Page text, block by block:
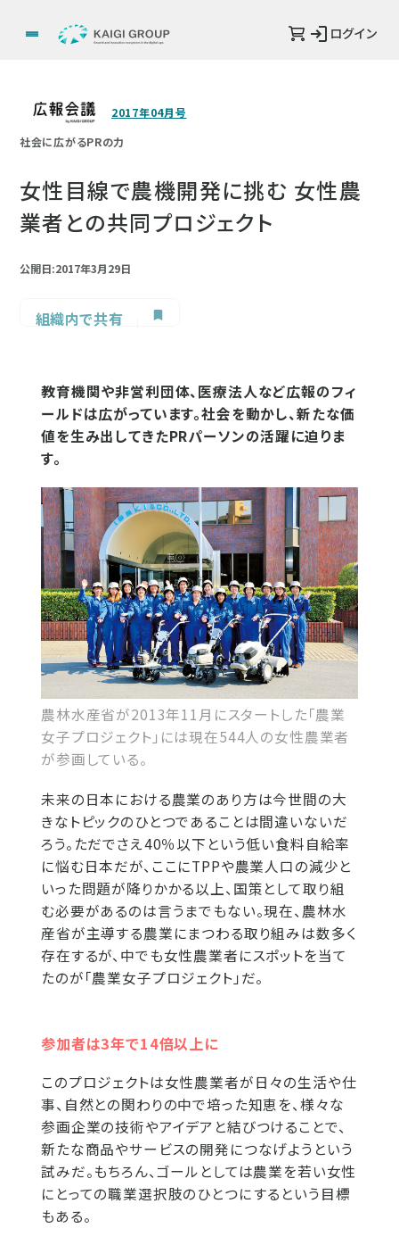
ログイン
2017年04月号
社会に広がるPRの力
女性目線で農機開発に挑む 女性農
業者との共同プロジェクト
公開日:2017年3月29日
組織内で共有
教育機関や非営利団体、医療法人など広報のフィ
ールドは広がっています。社会を動かし、新たな価
値を生み出してきたPRパーソンの活躍に迫りま
す。
農林水産省が2013年11月にスタートした「農業
女子プロジェクト」には現在544人の女性農業者
が参画している。
未来の日本における農業のあり方は今世間の大
きなトピックのひとつであることは間違いないだ
ろう。ただでさえ40％以下という低い食料自給率
に悩む日本だが、ここにTPPや農業人口の減少と
いった問題が降りかかる以上、国策として取り組
む必要があるのは言うまでもない。現在、農林水
産省が主導する農業にまつわる取り組みは数多く
存在するが、中でも女性農業者にスポットを当て
たのが「農業女子プロジェクト」だ。
参加者は3年で14倍以上に
このプロジェクトは女性農業者が日々の生活や仕
事、自然との関わりの中で培った知恵を、様々な
参画企業の技術やアイデアと結びつけることで、
新たな商品やサービスの開発につなげようという
試みだ。もちろん、ゴールとしては農業を若い女性
にとっての職業選択肢のひとつにするという目標
もある。